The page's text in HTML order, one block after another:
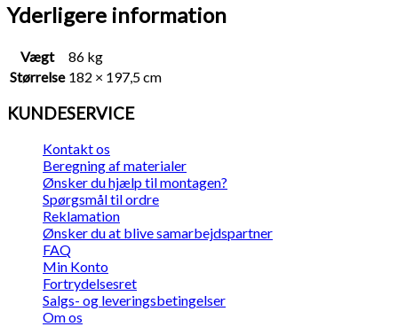
Yderligere information
Vægt
86 kg
Størrelse 182 × 197,5 cm
KUNDESERVICE
Kontakt os
Beregning af materialer
Ønsker du hjælp til montagen?
Spørgsmål til ordre
Reklamation
Ønsker du at blive samarbejdspartner
FAQ
Min Konto
Fortrydelsesret
Salgs- og leveringsbetingelser
Om os